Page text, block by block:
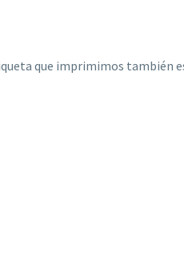
que imprimimos también